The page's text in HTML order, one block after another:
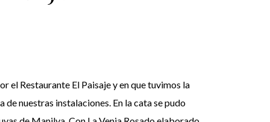
el Restaurante El Paisaje y en que tuvimos la
nuestras instalaciones. En la cata se pudo